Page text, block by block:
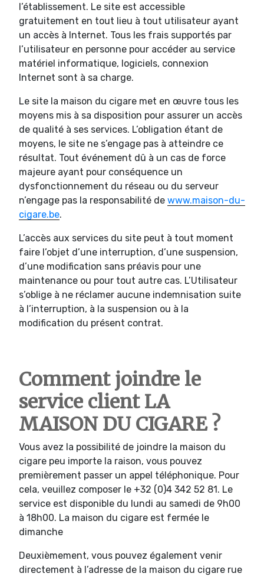
l’établissement. Le site est accessible
gratuitement en tout lieu à tout utilisateur ayant
un accès à Internet. Tous les frais supportés par
l’utilisateur en personne pour accéder au service
matériel informatique, logiciels, connexion
Internet sont à sa charge.
Le site la maison du cigare met en œuvre tous les
moyens mis à sa disposition pour assurer un accès
de qualité à ses services. L’obligation étant de
moyens, le site ne s’engage pas à atteindre ce
résultat. Tout événement dû à un cas de force
majeure ayant pour conséquence un
dysfonctionnement du réseau ou du serveur
n’engage pas la responsabilité de www.maison-du-
cigare.be.
L’accès aux services du site peut à tout moment
faire l’objet d’une interruption, d’une suspension,
d’une modification sans préavis pour une
maintenance ou pour tout autre cas. L’Utilisateur
s’oblige à ne réclamer aucune indemnisation suite
à l’interruption, à la suspension ou à la
modification du présent contrat.
Comment joindre le
service client LA
MAISON DU CIGARE ?
Vous avez la possibilité de joindre la maison du
cigare peu importe la raison, vous pouvez
premièrement passer un appel téléphonique. Pour
cela, veuillez composer le +32 (0)4 342 52 81. Le
service est disponible du lundi au samedi de 9h00
à 18h00. La maison du cigare est fermée le
dimanche
Deuxièmement, vous pouvez également venir
directement à l’adresse de la maison du cigare rue